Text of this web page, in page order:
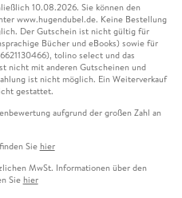
10.08.2026. Sie können den
www.hugendubel.de. Keine Bestellung
Der Gutschein ist nicht gültig für
Bücher und eBooks) sowie für
tolino select und das
nicht mit anderen Gutscheinen und
ist nicht möglich. Ein Weiterverkauf
gestattet.
aufgrund der großen Zahl an
Sie hier
MwSt. Informationen über den
Sie hier